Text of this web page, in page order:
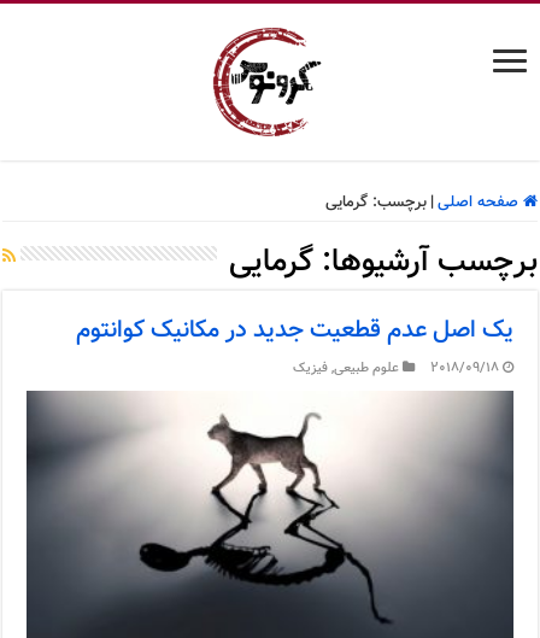
صفحه اصلی| برچسب:گرمایی
برچسب آرشیوها:گرمایی
یک اصل عدم قطعیت جدید در مکانیک کوانتوم
2018/09/18 علوم طبیعی,فیزیک